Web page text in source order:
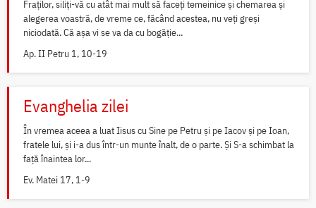
Fraților, siliți-vă cu atât mai mult să faceți temeinice și chemarea și
alegerea voastră, de vreme ce, făcând acestea, nu veți greși
niciodată. Că așa vi se va da cu bogăție...
Ap. II Petru 1, 10-19
Evanghelia zilei
În vremea aceea a luat Iisus cu Sine pe Petru și pe Iacov și pe Ioan,
fratele lui, și i-a dus într-un munte înalt, de o parte. Și S-a schimbat la
față înaintea lor...
Ev. Matei 17, 1-9